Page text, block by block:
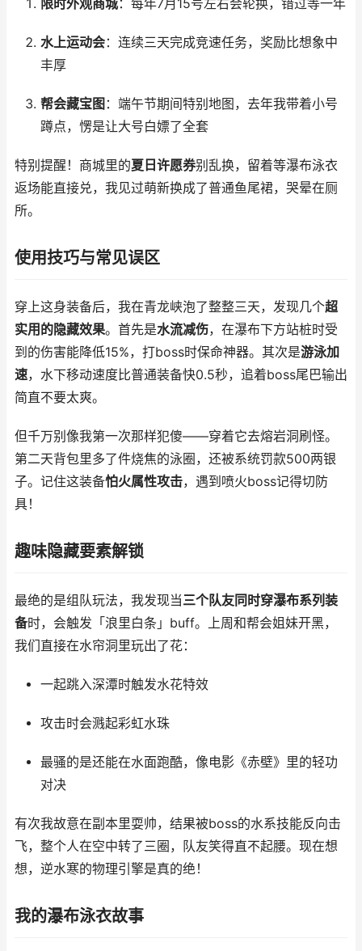
限时外观商城：每年7月15号左右会轮换，错过等一年
水上运动会：连续三天完成竞速任务，奖励比想象中
丰厚
帮会藏宝图 ：端午节期间特别地图，去年我带着小号
蹲点，愣是让大号白嫖了全套
特别提醒！商城里的夏日许愿券别乱换，留着等瀑布泳衣
返场能直接兑，我见过萌新换成了普通鱼尾裙，哭晕在厕
所。
使用技巧与常见误区
穿上这身装备后，我在青龙峡泡了整整三天，发现几个超
实用的隐藏效果。首先是水流减伤，在瀑布下方站桩时受
到的伤害能降低15%，打boss时保命神器。其次是游泳加
速，水下移动速度比普通装备快0.5秒，追着boss尾巴输出
简直不要太爽。
但千万别像我第一次那样犯傻——穿着它去熔岩洞刷怪。
第二天背包里多了件烧焦的泳圈，还被系统罚款500两银
子。记住这装备怕火属性攻击，遇到喷火boss记得切防
具！
趣味隐藏要素解锁
最绝的是组队玩法，我发现当三个队友同时穿瀑布系列装
备时，会触发「浪里白条」buff。上周和帮会姐妹开黑，
我们直接在水帘洞里玩出了花：
一起跳入深潭时触发水花特效
攻击时会溅起彩虹水珠
最骚的是还能在水面跑酷，像电影《赤壁》里的轻功
对决
有次我故意在副本里耍帅，结果被boss的水系技能反向击
飞，整个人在空中转了三圈，队友笑得直不起腰。现在想
想，逆水寒的物理引擎是真的绝！
我的瀑布泳衣故事